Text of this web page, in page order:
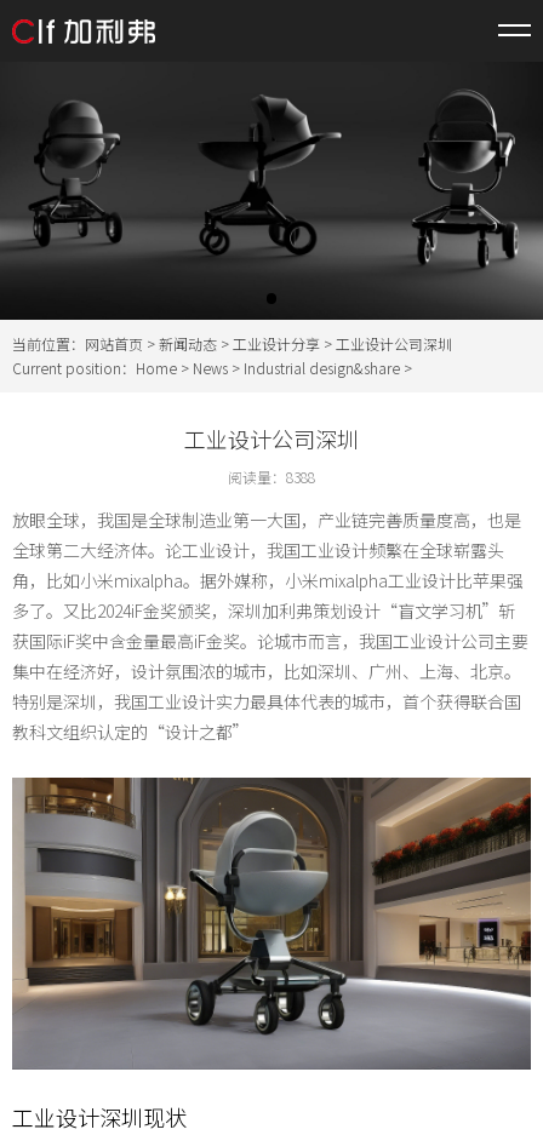
当前位置： 网站首页 >新闻动态 > 工业设计分享 > 工业设计公司深圳
Current position： Home > News > Industrial design&share >
工业设计公司深圳
阅读量： 8388
放眼全球，我国是全球制造业第一大国，产业链完善质量度高，也是
全球第二大经济体。论工业设计，我国工业设计频繁在全球崭露头
角，比如小米mixalpha。据外媒称，小米mixalpha工业设计比苹果强
多了。又比2024iF金奖颁奖，深圳加利弗策划设计“盲文学习机”斩
获国际iF奖中含金量最高iF金奖。论城市而言，我国工业设计公司主要
集中在经济好，设计氛围浓的城市，比如深圳、广州、上海、北京。
特别是深圳，我国工业设计实力最具体代表的城市，首个获得联合国
教科文组织认定的“设计之都”
工业设计深圳现状